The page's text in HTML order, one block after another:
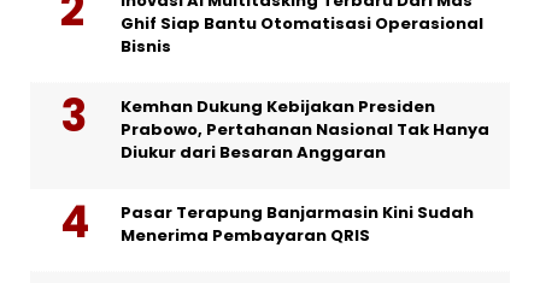
Ghif Siap Bantu Otomatisasi Operasional
Bisnis
Kemhan Dukung Kebijakan Presiden
Prabowo, Pertahanan Nasional Tak Hanya
Diukur dari Besaran Anggaran
Pasar Terapung Banjarmasin Kini Sudah
Menerima Pembayaran QRIS